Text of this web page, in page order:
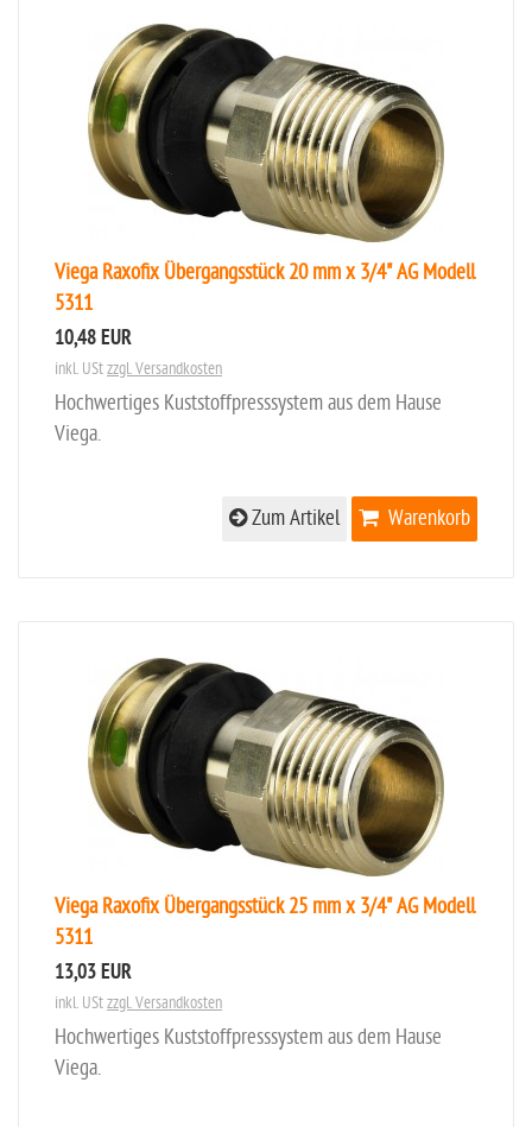
Viega Raxofix Übergangsstück 20 mm x 3/4" AG Modell
5311
10,48 EUR
inkl. UStzzgl. Versandkosten
Hochwertiges Kuststoffpresssystem aus dem Hause
Viega.
Warenkorb
Zum Artikel
Viega Raxofix Übergangsstück 25 mm x 3/4" AG Modell
5311
13,03 EUR
inkl. UStzzgl. Versandkosten
Hochwertiges Kuststoffpresssystem aus dem Hause
Viega.